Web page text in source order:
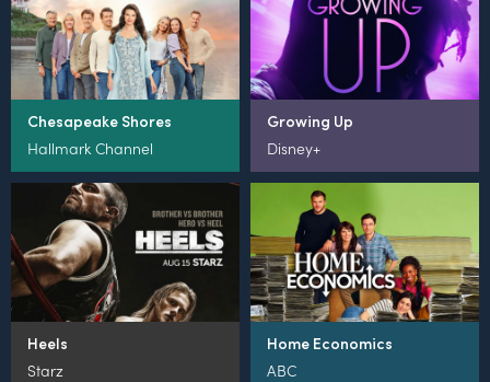
Chesapeake Shores
Hallmark Channel
Growing Up
Disney+
Heels
Starz
Home Economics
ABC